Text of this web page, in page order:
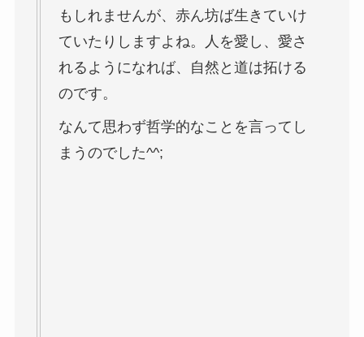
もしれませんが、赤ん坊ば生きていけ
ていたりしますよね。人を愛し、愛さ
れるようになれば、自然と道は拓ける
のです。
なんて思わず哲学的なことを言ってし
まうのでした^^;